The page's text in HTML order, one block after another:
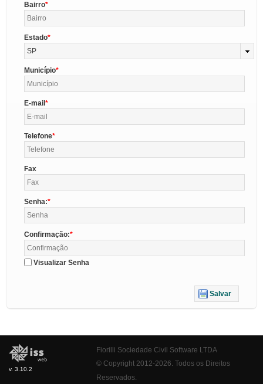
Bairro
Estado
SP
Município
E-mail
Telefone
Fax
Senha:
Confirmação:
Visualizar Senha
Salvar
v. 3.10.2
Fiorilli Sociedade Civil Software LTDA
© Copyright 2012-2026. Todos os Direitos
Reservados.